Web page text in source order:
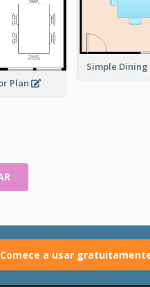
Plan
Simple Dining
Comece a usar